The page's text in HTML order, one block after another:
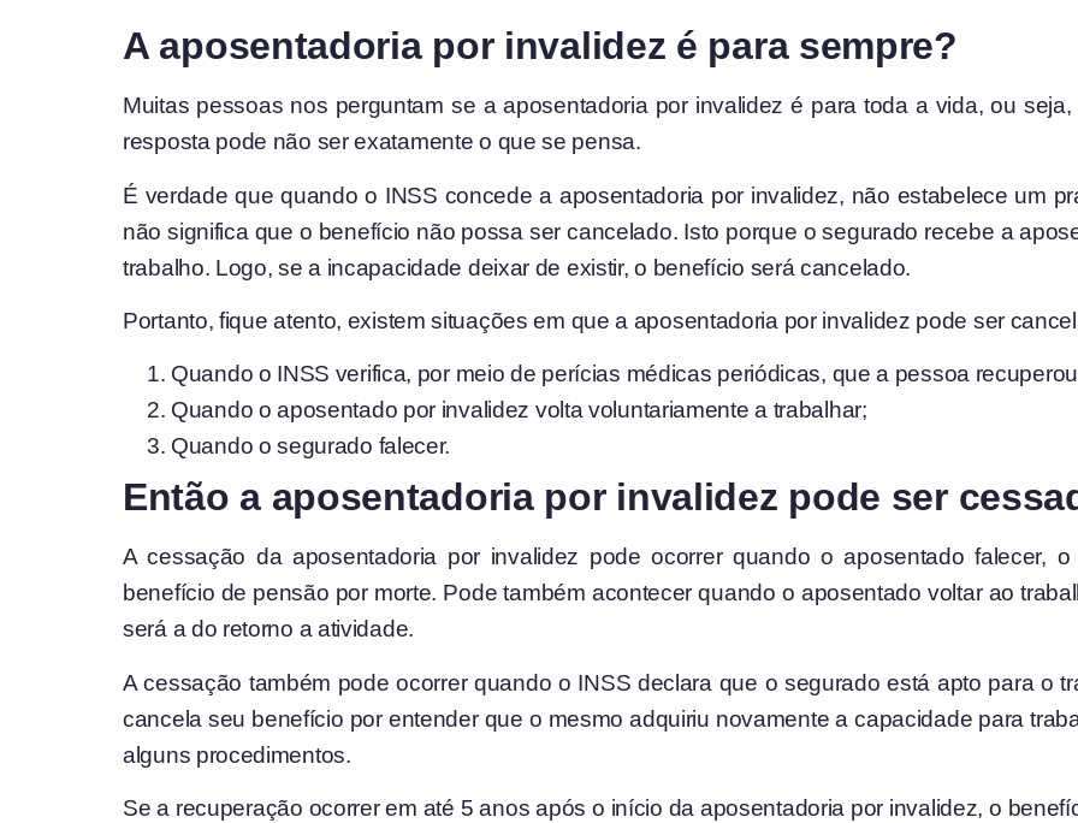
A aposentadoria por invalidez é para sempre?
Muitas pessoas nos perguntam se a aposentadoria por invalidez é para toda a vida, ou
resposta pode não ser exatamente o que se pensa.
É verdade que quando o INSS concede a aposentadoria por invalidez, não estabelece um
não significa que o benefício não possa ser cancelado. Isto porque o segurado recebe a
trabalho. Logo, se a incapacidade deixar de existir, o benefício será cancelado.
Portanto, fique atento, existem situações em que a aposentadoria por invalidez pode ser
Quando o INSS verifica, por meio de perícias médicas periódicas, que a pessoa
Quando o aposentado por invalidez volta voluntariamente a trabalhar;
Quando o segurado falecer.
Então a aposentadoria por invalidez pode ser
A cessação da aposentadoria por invalidez pode ocorrer quando o aposentado falecer,
benefício de pensão por morte. Pode também acontecer quando o aposentado voltar ao
será a do retorno a atividade.
A cessação também pode ocorrer quando o INSS declara que o segurado está apto para o
cancela seu benefício por entender que o mesmo adquiriu novamente a capacidade para
alguns procedimentos.
Se a recuperação ocorrer em até 5 anos após o início da aposentadoria por invalidez, o